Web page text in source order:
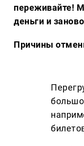
переживайте!
деньги и
Причины